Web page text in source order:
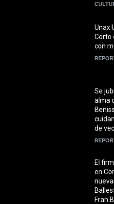
Unax
Corto
con
Se
alma
de
El
en
Fran